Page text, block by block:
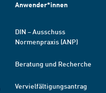
Anwender*innen
DIN – Ausschuss
Normenpraxis (ANP)
Beratung und Recherche
Vervielfältigungsantrag